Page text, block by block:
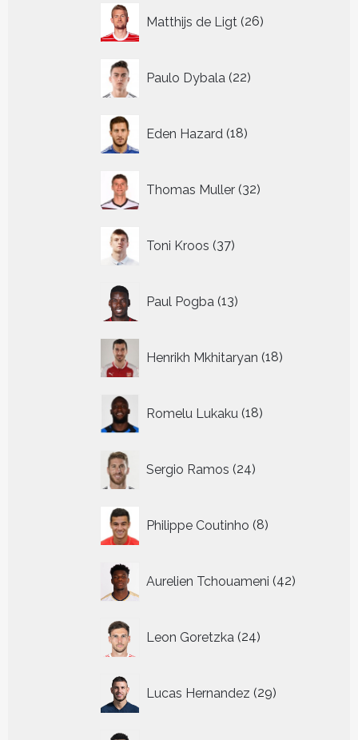
Matthijs de Ligt 26
producten
Paulo Dybala 22
producten
Eden Hazard 18
producten
Thomas Muller 32
producten
Toni Kroos 37
producten
Paul Pogba 13
producten
Henrikh Mkhitaryan 18
producten
Romelu Lukaku 18
producten
Sergio Ramos 24
producten
Philippe Coutinho 8
producten
Aurelien Tchouameni 42
producten
Leon Goretzka 24
producten
Lucas Hernandez 29
producten